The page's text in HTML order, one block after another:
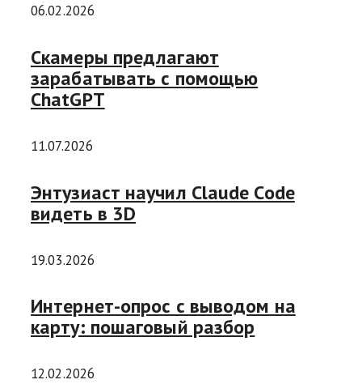
06.02.2026
Скамеры предлагают
зарабатывать с помощью
ChatGPT
11.07.2026
Энтузиаст научил Claude Code
видеть в 3D
19.03.2026
Интернет-опрос с выводом на
карту: пошаговый разбор
12.02.2026